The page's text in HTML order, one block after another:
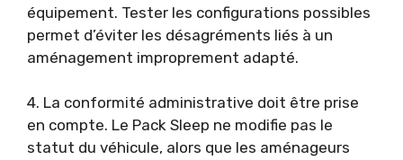
équipement. Tester les configurations possibles
permet d’éviter les désagréments liés à un
aménagement improprement adapté.
4. La conformité administrative doit être prise
en compte. Le Pack Sleep ne modifie pas le
statut du véhicule, alors que les aménageurs